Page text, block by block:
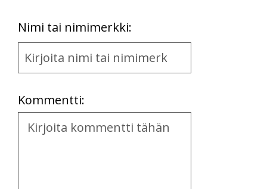
Nimi tai nimimerkki:
Name
and
Kommentti:
Kommentti